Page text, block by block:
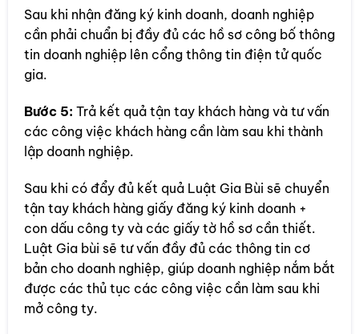
Sau khi nhận đăng ký kinh doanh, doanh nghiệp
cần phải chuẩn bị đầy đủ các hồ sơ công bố thông
tin doanh nghiệp lên cổng thông tin điện tử quốc
gia.
Bước 5: Trả kết quả tận tay khách hàng và tư vấn
các công việc khách hàng cần làm sau khi thành
lập doanh nghiệp.
Sau khi có đẩy đủ kết quả Luật Gia Bùi sẽ chuyển
tận tay khách hàng giấy đăng ký kinh doanh +
con dấu công ty và các giấy tờ hồ sơ cần thiết.
Luật Gia bùi sẽ tư vấn đầy đủ các thông tin cơ
bản cho doanh nghiệp, giúp doanh nghiệp nắm bắt
được các thủ tục các công việc cần làm sau khi
mở công ty.